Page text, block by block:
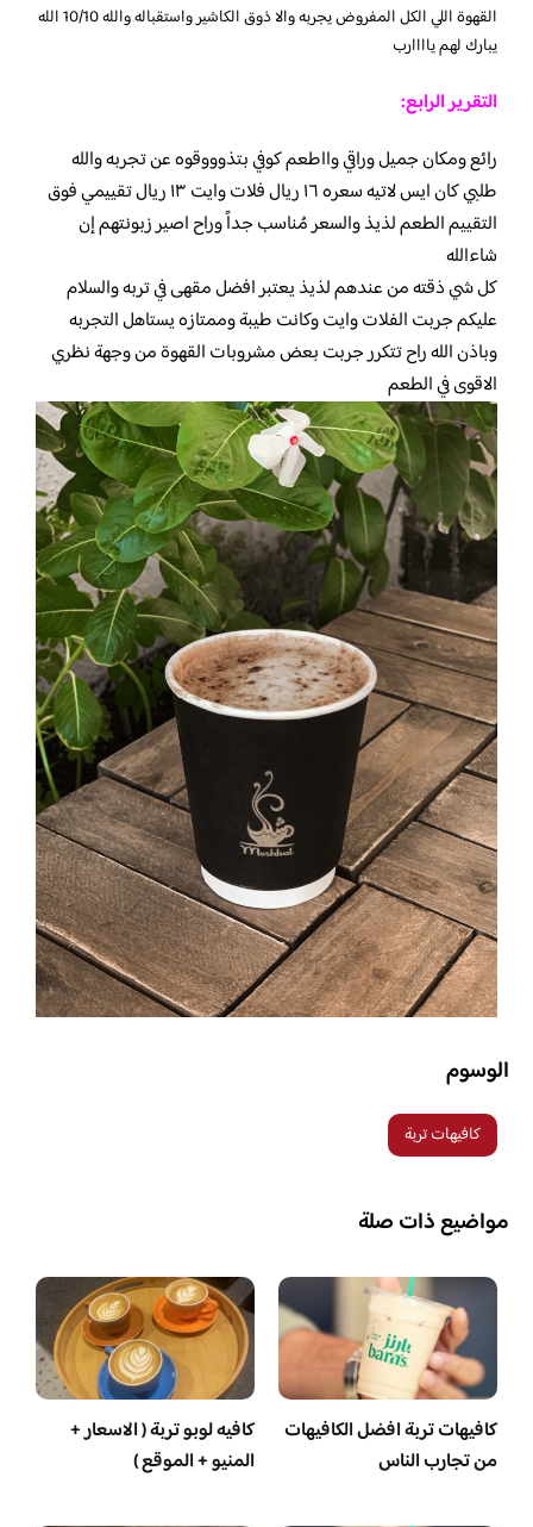
القهوة اللي الكل المفروض يجربه والا ذوق الكاشير واستقباله والله 10/10 الله
يبارك لهم ياااارب
التقرير الرابع:
رائع ومكان جميل وراقي وااطعم كوفي بتذوووقوه عن تجربه والله
طلبي كان ايس لاتيه سعره ١٦ ريال فلات وايت ١٣ ريال تقييمي فوق
التقييم الطعم لذيذ والسعر مُناسب جداً وراح اصير زبونتهم إن
شاءالله
كل شي ذقته من عندهم لذيذ يعتبر افضل مقهى في تربه والسلام
عليكم جربت الفلات وايت وكانت طيبة وممتازه يستاهل التجربه
وباذن الله راح تتكرر جربت بعض مشروبات القهوة من وجهة نظري
الاقوى في الطعم
الوسوم
كافيهات تربة
مواضيع ذات صلة
كافيهات تربة افضل الكافيهات
من تجارب الناس
كافيه لوبو تربة ( الاسعار +
المنيو + الموقع )